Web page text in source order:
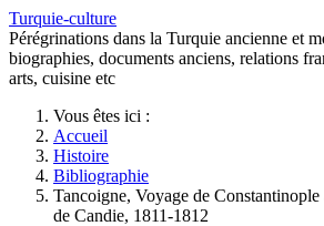
Turquie-culture
Pérégrinations dans la Turquie ancienne et
biographies, documents anciens, relations
arts, cuisine etc
Vous êtes ici :
Accueil
Histoire
Bibliographie
Tancoigne, Voyage de Constantinople
de Candie, 1811-1812